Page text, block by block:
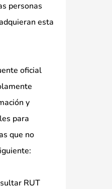
personas
esta
oficial
y
para
que no
RUT